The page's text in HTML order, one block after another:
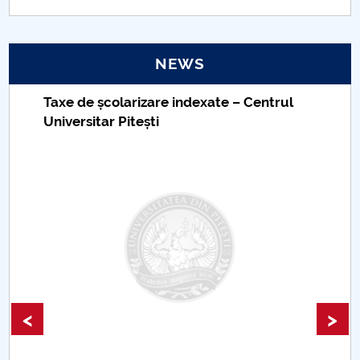
Proiect SU-ETIC
IOSUD/CSUD – PhD studies
Comisie de etica unversitară
Evenimente CUP
NEWS
Taxe de școlarizare indexate – Centrul
Universitar Pitești
< >